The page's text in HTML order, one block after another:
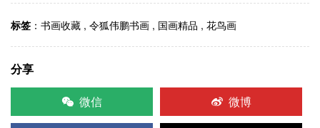
标签 ： 书画收藏 , 令狐伟鹏书画 , 国画精品 , 花鸟画
分享
微信
微博